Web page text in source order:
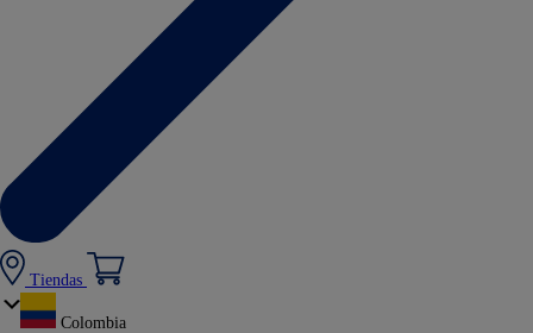
Tiendas
Colombia